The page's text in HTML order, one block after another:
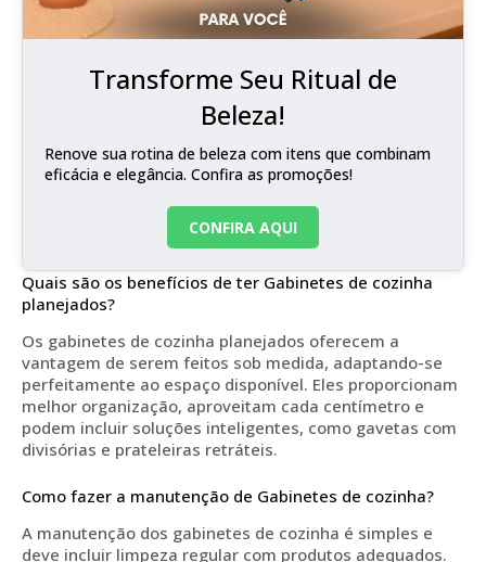
Transforme Seu Ritual de
Beleza!
Renove sua rotina de beleza com itens que combinam
eficácia e elegância. Confira as promoções!
CONFIRA AQUI
Quais são os benefícios de ter Gabinetes de cozinha
planejados?
Os gabinetes de cozinha planejados oferecem a
vantagem de serem feitos sob medida, adaptando-se
perfeitamente ao espaço disponível. Eles proporcionam
melhor organização, aproveitam cada centímetro e
podem incluir soluções inteligentes, como gavetas com
divisórias e prateleiras retráteis.
Como fazer a manutenção de Gabinetes de cozinha?
A manutenção dos gabinetes de cozinha é simples e
deve incluir limpeza regular com produtos adequados.